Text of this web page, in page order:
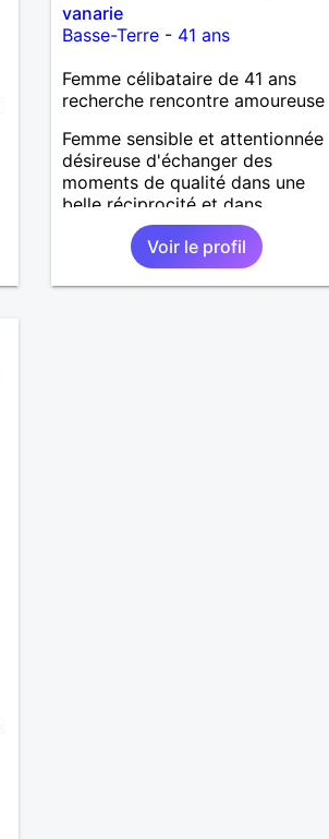
vanarie
Basse-Terre- 41 ans
Femme célibataire de 41 ans
recherche rencontre amoureuse
Femme sensible et attentionnée
désireuse d'échanger des
moments de qualité dans une
belle réciprocité et dans
l'authenticité.
Voir le profil